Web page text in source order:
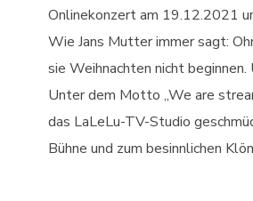
Onlinekonzert am 19.12.2021
Wie Jans Mutter immer sagt:
sie Weihnachten nicht
Unter dem Motto „We are
das LaLeLu-TV-Studio
Bühne und zum besinnlichen